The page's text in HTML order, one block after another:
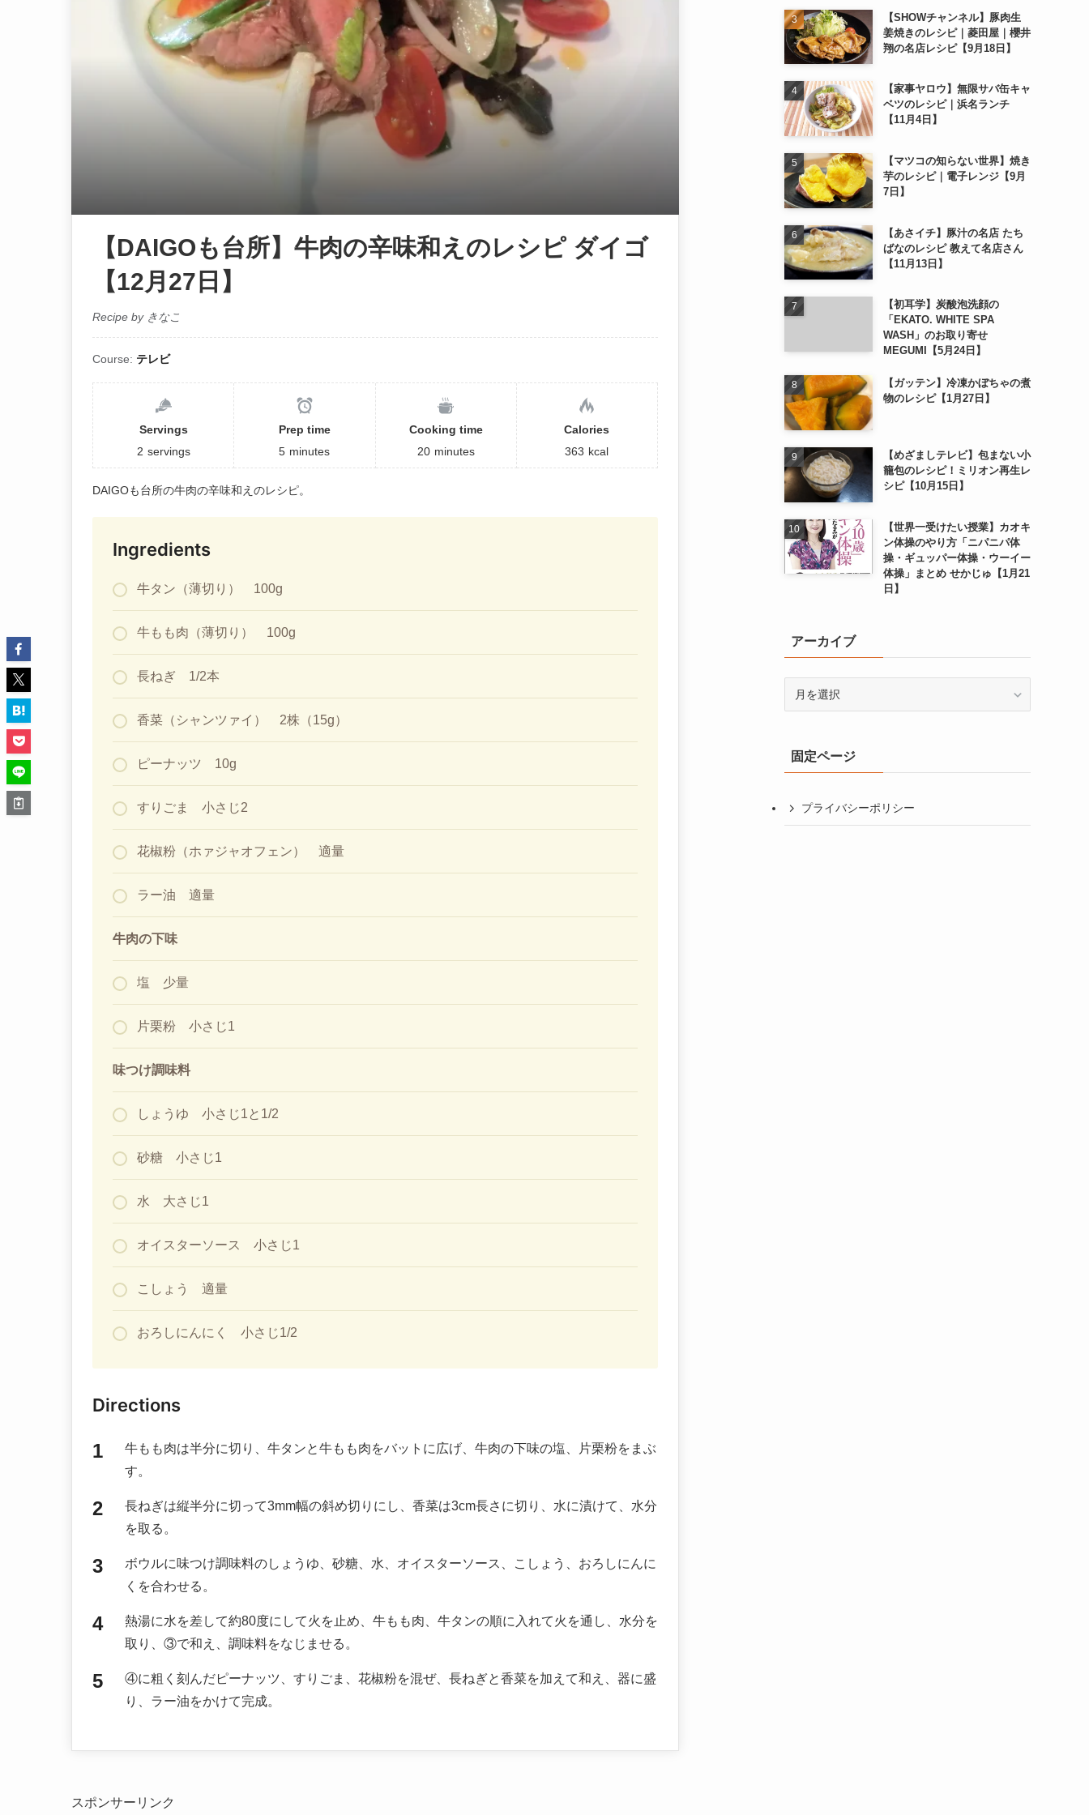
【DAIGOも台所】牛肉の辛味和えのレシピ ダイゴ
【12月27日】
Recipe by きなこ
Course: テレビ
Servings
2 servings
Prep time
5 minutes
Cooking time
20 minutes
Calories
363 kcal
DAIGOも台所の牛肉の辛味和えのレシピ。
Ingredients
牛タン（薄切り） 100g
牛もも肉（薄切り） 100g
長ねぎ 1/2本
香菜（シャンツァイ） 2株（15g）
ピーナッツ 10g
すりごま 小さじ2
花椒粉（ホァジャオフェン） 適量
ラー油 適量
牛肉の下味
塩 少量
片栗粉 小さじ1
味つけ調味料
しょうゆ 小さじ1と1/2
砂糖 小さじ1
水 大さじ1
オイスターソース 小さじ1
こしょう 適量
おろしにんにく 小さじ1/2
Directions
牛もも肉は半分に切り、牛タンと牛もも肉をバットに広げ、牛肉の下味の塩、片栗粉をまぶ
す。
長ねぎは縦半分に切って3mm幅の斜め切りにし、香菜は3cm長さに切り、水に漬けて、水分
を取る。
ボウルに味つけ調味料のしょうゆ、砂糖、水、オイスターソース、こしょう、おろしにんに
くを合わせる。
熱湯に水を差して約80度にして火を止め、牛もも肉、牛タンの順に入れて火を通し、水分を
取り、③で和え、調味料をなじませる。
④に粗く刻んだピーナッツ、すりごま、花椒粉を混ぜ、長ねぎと香菜を加えて和え、器に盛
り、ラー油をかけて完成。
スポンサーリンク
【SHOWチャンネル】豚肉生
姜焼きのレシピ｜菱田屋｜櫻井
翔の名店レシピ【9月18日】
【家事ヤロウ】無限サバ缶キャ
ベツのレシピ｜浜名ランチ
【11月4日】
【マツコの知らない世界】焼き
芋のレシピ｜電子レンジ【9月
7日】
【あさイチ】豚汁の名店 たち
ばなのレシピ 教えて名店さん
【11月13日】
【初耳学】炭酸泡洗顔の
「EKATO. WHITE SPA
WASH」のお取り寄せ
MEGUMI【5月24日】
【ガッテン】冷凍かぼちゃの煮
物のレシピ【1月27日】
【めざましテレビ】包まない小
籠包のレシピ！ミリオン再生レ
シピ【10月15日】
【世界一受けたい授業】カオキ
ン体操のやり方「ニパニパ体
操・ギュッパー体操・ウーイー
体操」まとめ せかじゅ【1月21
日】
アーカイブ
ブ固定ページ
プライバシーポリシー